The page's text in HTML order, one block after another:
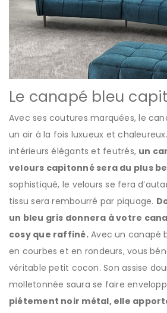
Le canapé bleu
Avec ses coutures marquées, le
un air à la fois luxueux et
intérieurs élégants et feutrés, un
velours capitonné sera du plus
sophistiqué, le velours se fera
tissu sera rembourré par piquage.
un bleu gris donnera à votre
cosy que raffiné.Avec un canapé
en courbes et en rondeurs, vous
véritable petit cocon. Son assise
molletonnée saura se faire
piétement noir métal, elle